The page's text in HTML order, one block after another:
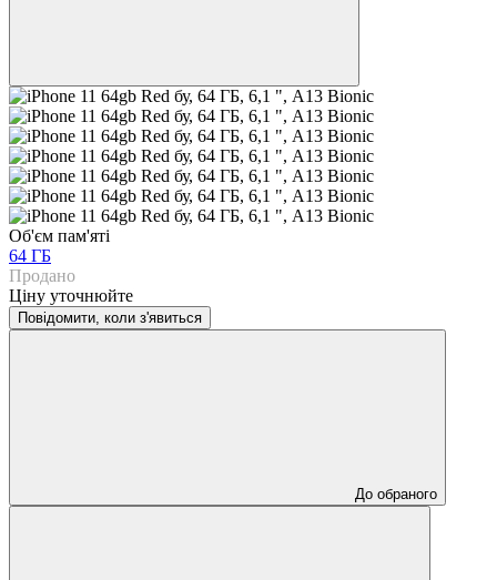
Об'єм пам'яті
64 ГБ
Продано
Ціну уточнюйте
Повідомити, коли з'явиться
До обраного